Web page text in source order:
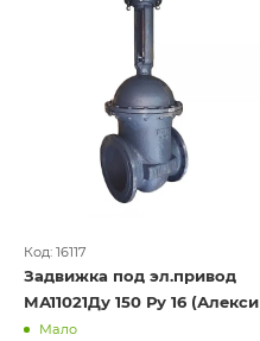
Код: 16117
Задвижка под эл.привод
МА11021Ду 150 Ру 16 (Алекси
Мало